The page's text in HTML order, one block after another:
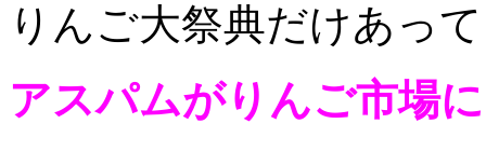
りんご大祭典だけあっ
アスパムがりんご市場